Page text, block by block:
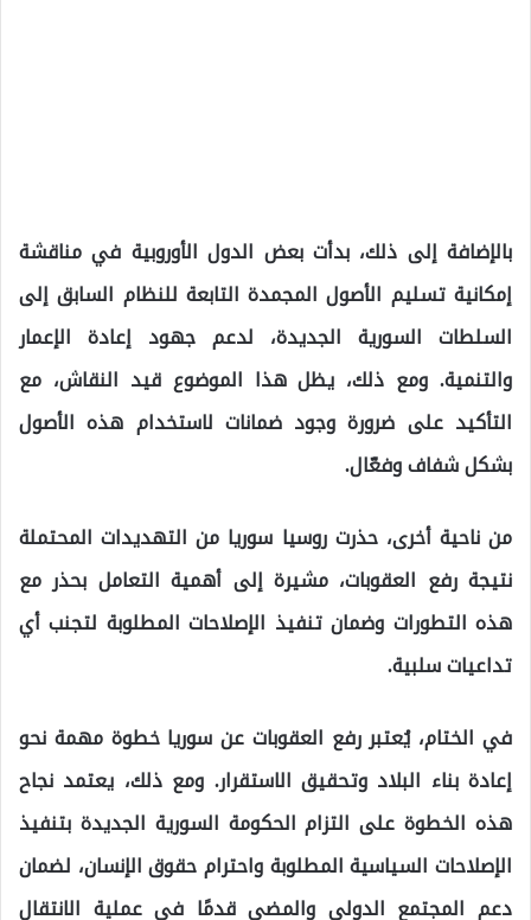
بالإضافة إلى ذلك، بدأت بعض الدول الأوروبية في مناقشة
إمكانية تسليم الأصول المجمدة التابعة للنظام السابق إلى
السلطات السورية الجديدة، لدعم جهود إعادة الإعمار
والتنمية. ومع ذلك، يظل هذا الموضوع قيد النقاش، مع
التأكيد على ضرورة وجود ضمانات لاستخدام هذه الأصول
بشكل شفاف وفعّال.
من ناحية أخرى، حذرت روسيا سوريا من التهديدات المحتملة
نتيجة رفع العقوبات، مشيرة إلى أهمية التعامل بحذر مع
هذه التطورات وضمان تنفيذ الإصلاحات المطلوبة لتجنب أي
تداعيات سلبية.
في الختام، يُعتبر رفع العقوبات عن سوريا خطوة مهمة نحو
إعادة بناء البلاد وتحقيق الاستقرار. ومع ذلك، يعتمد نجاح
هذه الخطوة على التزام الحكومة السورية الجديدة بتنفيذ
الإصلاحات السياسية المطلوبة واحترام حقوق الإنسان، لضمان
دعم المجتمع الدولي والمضي قدمًا في عملية الانتقال